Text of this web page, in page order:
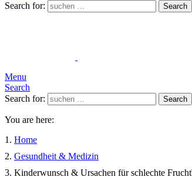
Search for:
Search
Menu
Search
Search for:
Search
You are here:
Home
Gesundheit & Medizin
Kinderwunsch & Ursachen für schlechte